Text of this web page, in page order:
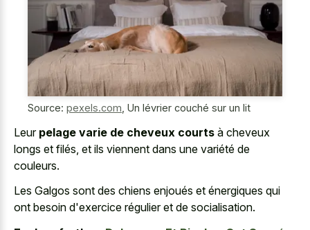
Source: pexels.com Un lévrier couché sur un lit
Leur pelage varie de cheveux courts à cheveux
longs et filés, et ils viennent dans une variété de
couleurs.
Les Galgos sont des chiens enjoués et énergiques qui
ont besoin d'exercice régulier et de socialisation.